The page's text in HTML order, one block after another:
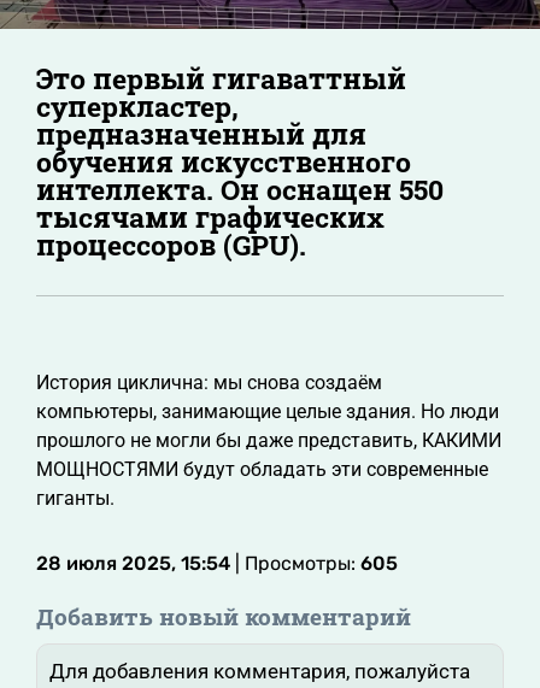
Это первый гигаваттный
суперкластер,
предназначенный для
обучения искусственного
интеллекта. Он оснащен 550
тысячами графических
процессоров (GPU).
История циклична: мы снова создаём
компьютеры, занимающие целые здания. Но люди
прошлого не могли бы даже представить, КАКИМИ
МОЩНОСТЯМИ будут обладать эти современные
гиганты.
28 июля 2025, 15:54 | Просмотры: 605
Добавить новый комментарий
Для добавления комментария, пожалуйста